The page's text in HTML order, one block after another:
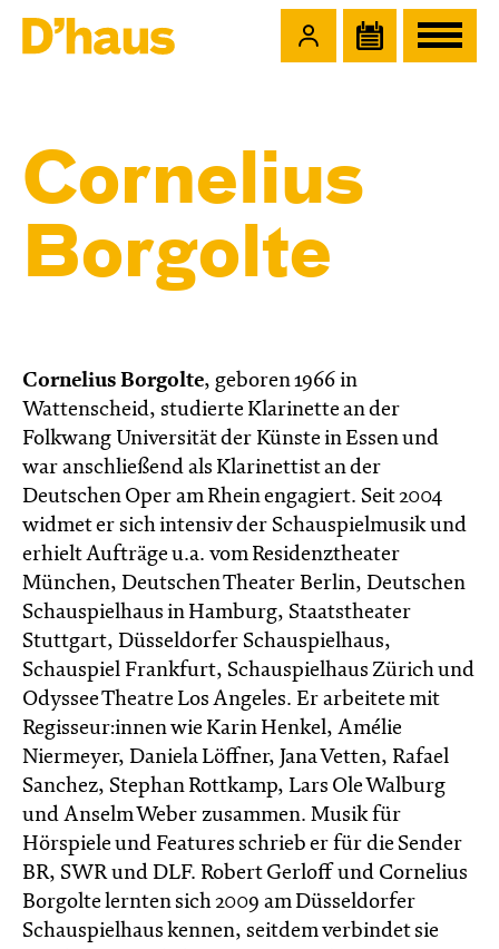
Cornelius
Borgolte
Cornelius Borgolte, geboren 1966 in
Wattenscheid, studierte Klarinette an der
Folkwang Universität der Künste in Essen und
war anschließend als Klarinettist an der
Deutschen Oper am Rhein engagiert. Seit 2004
widmet er sich intensiv der Schauspielmusik und
erhielt Aufträge u.a. vom Residenztheater
München, Deutschen Theater Berlin, Deutschen
Schauspielhaus in Hamburg, Staatstheater
Stuttgart, Düsseldorfer Schauspielhaus,
Schauspiel Frankfurt, Schauspielhaus Zürich und
Odyssee Theatre Los Angeles. Er arbeitete mit
Regisseur:innen wie Karin Henkel, Amélie
Niermeyer, Daniela Löffner, Jana Vetten, Rafael
Sanchez, Stephan Rottkamp, Lars Ole Walburg
und Anselm Weber zusammen. Musik für
Hörspiele und Features schrieb er für die Sender
BR, SWR und DLF. Robert Gerloff und Cornelius
Borgolte lernten sich 2009 am Düsseldorfer
Schauspielhaus kennen, seitdem verbindet sie